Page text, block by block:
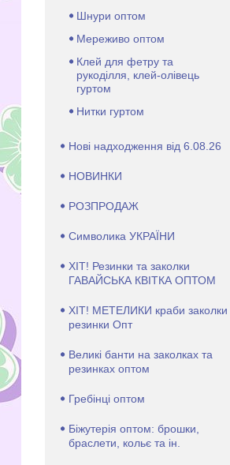
Шнури оптом
Мереживо оптом
Клей для фетру та
рукоділля, клей-олівець
гуртом
Нитки гуртом
Нові надходження від 6.08.26
НОВИНКИ
РОЗПРОДАЖ
Символика УКРАЇНИ
ХІТ! Резинки та заколки
ГАВАЙСЬКА КВІТКА ОПТОМ
ХІТ! МЕТЕЛИКИ краби заколки
резинки Опт
Великі банти на заколках та
резинках оптом
Гребінці оптом
Біжутерія оптом: брошки,
браслети, кольє та ін.